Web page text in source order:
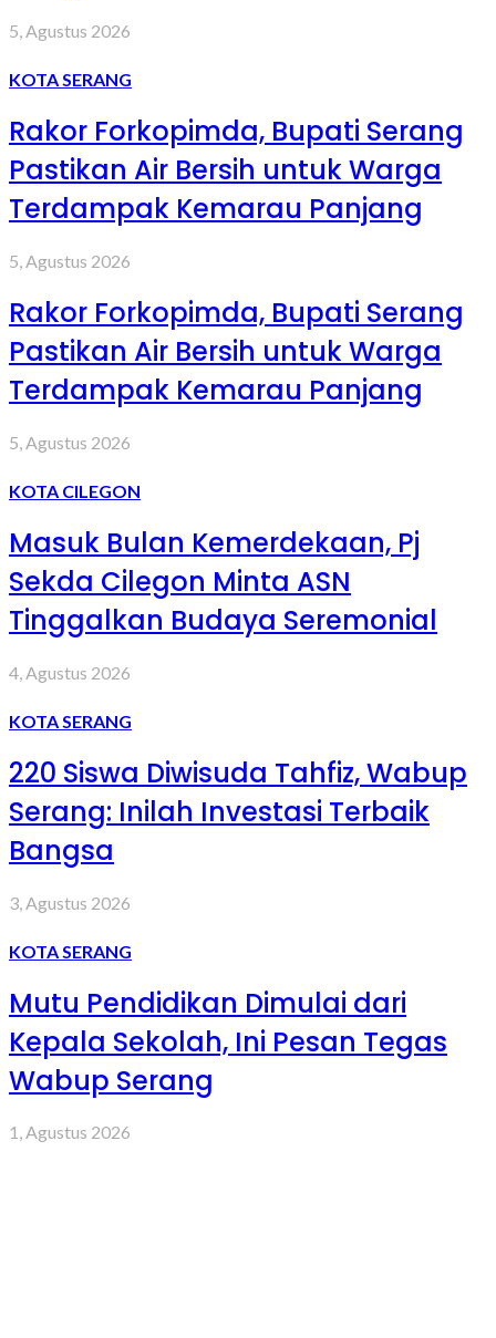
5, Agustus 2026
KOTA SERANG
Rakor Forkopimda, Bupati Serang
Pastikan Air Bersih untuk Warga
Terdampak Kemarau Panjang
5, Agustus 2026
Rakor Forkopimda, Bupati Serang
Pastikan Air Bersih untuk Warga
Terdampak Kemarau Panjang
5, Agustus 2026
KOTA CILEGON
Masuk Bulan Kemerdekaan, Pj
Sekda Cilegon Minta ASN
Tinggalkan Budaya Seremonial
4, Agustus 2026
KOTA SERANG
220 Siswa Diwisuda Tahfiz, Wabup
Serang: Inilah Investasi Terbaik
Bangsa
3, Agustus 2026
KOTA SERANG
Mutu Pendidikan Dimulai dari
Kepala Sekolah, Ini Pesan Tegas
Wabup Serang
1, Agustus 2026